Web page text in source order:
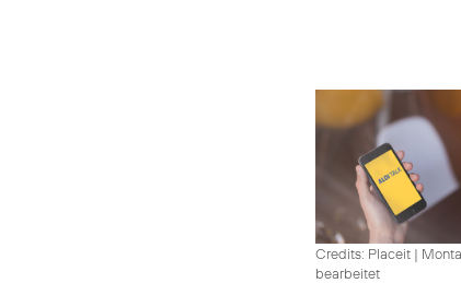
Credits: Placeit |
bearbeitet